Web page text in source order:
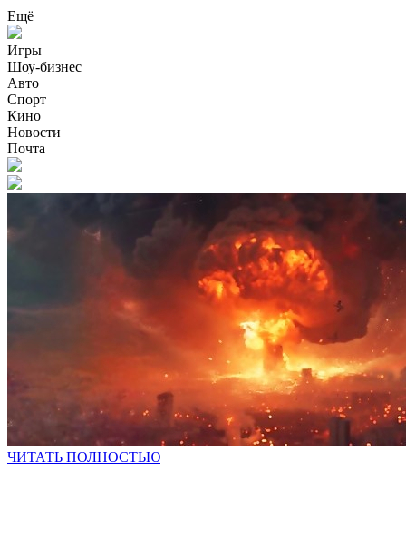
Ещё
Игры
Шоу-бизнес
Авто
Спорт
Кино
Новости
Почта
ЧИТАТЬ ПОЛНОСТЬЮ